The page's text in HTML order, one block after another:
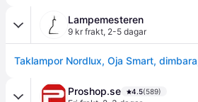
Lampemesteren
9 kr frakt, 2-5 dagar
Proshop.se 4.5(589)